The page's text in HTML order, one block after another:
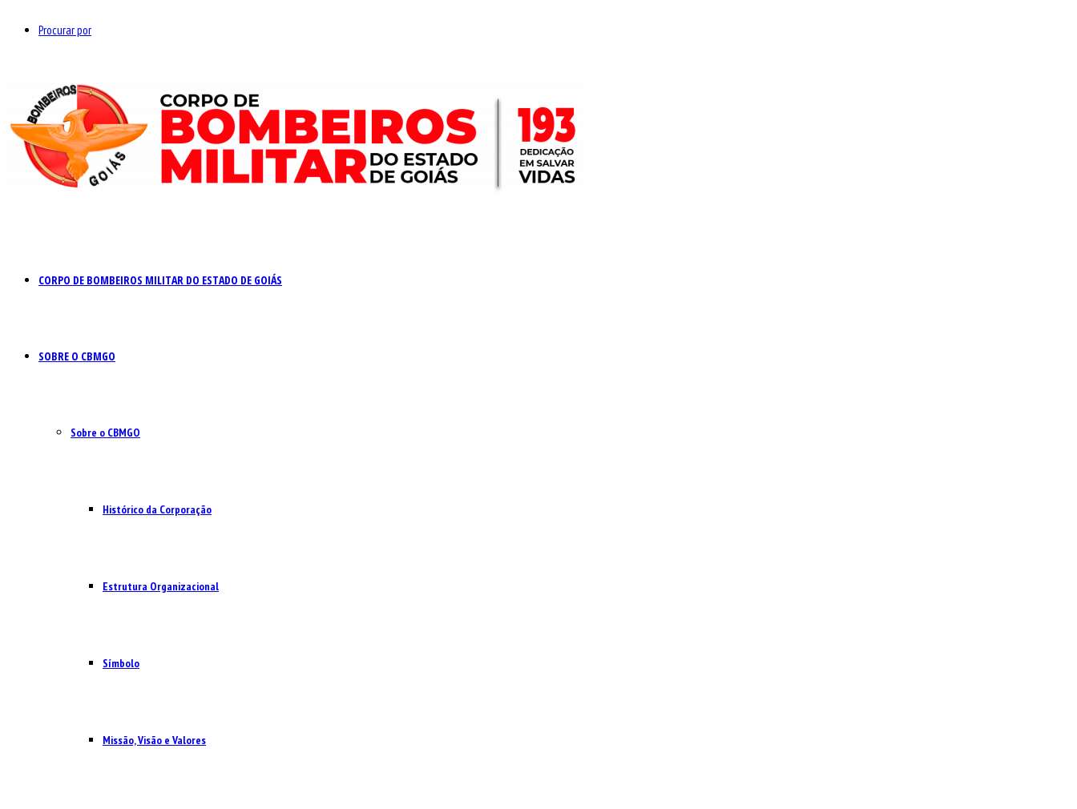
Procurar por
CORPO DE BOMBEIROS MILITAR DO ESTADO DE GOIÁS
SOBRE O CBMGO
Sobre o CBMGO
Histórico da Corporação
Estrutura Organizacional
Símbolo
Missão, Visão e Valores